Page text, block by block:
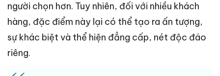
người chọn hơn. Tuy nhiên, đối với nhiều khách
hàng, đặc điểm này lại có thể tạo ra ấn tượng,
sự khác biệt và thể hiện đẳng cấp, nét độc đáo
riêng.